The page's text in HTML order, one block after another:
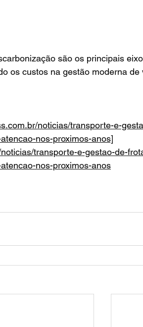
são os principais
os custos na gestão moderna de
noticias/transporte-e-
nos-proximos-anos]
transporte-e-gestao-de-
nos-proximos-anos